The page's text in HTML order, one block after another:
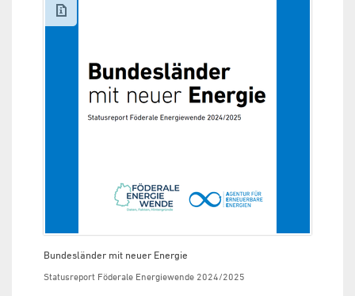
Bundesländer mit neuer Energie
Statusreport Föderale Energiewende 2024/2025